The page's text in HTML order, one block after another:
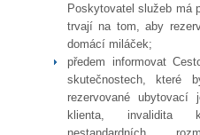
Poskytovatel služeb má
trvají na tom, aby
domácí miláček;
předem informovat
skutečnostech, které
rezervované ubytovací
klienta, invalidita